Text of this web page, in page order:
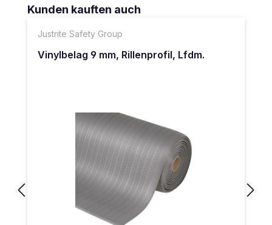
Produktgalerie überspringen
Kunden kauften auch
Justrite Safety Group
Vinylbelag 9 mm, Rillenprofil, Lfdm.